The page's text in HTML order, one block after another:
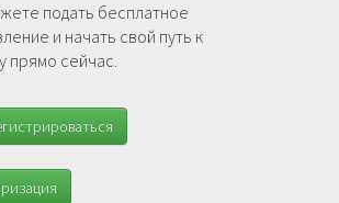
подать бесплатное
и начать свой путь к
прямо сейчас.